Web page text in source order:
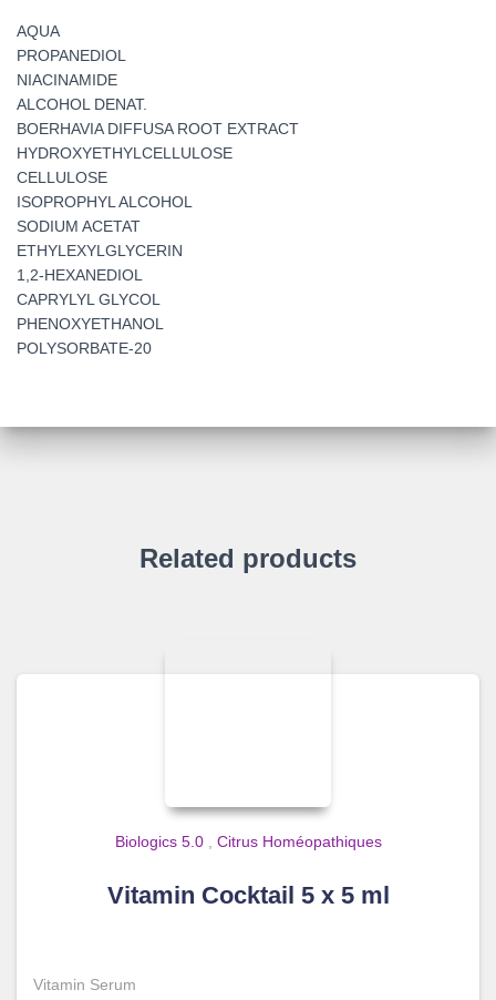
AQUA
PROPANEDIOL
NIACINAMIDE
ALCOHOL DENAT.
BOERHAVIA DIFFUSA ROOT EXTRACT
HYDROXYETHYLCELLULOSE
CELLULOSE
ISOPROPHYL ALCOHOL
SODIUM ACETAT
ETHYLEXYLGLYCERIN
1,2-HEXANEDIOL
CAPRYLYL GLYCOL
PHENOXYETHANOL
POLYSORBATE-20
Related products
Biologics 5.0, Citrus Homéopathiques
Vitamin Cocktail 5 x 5 ml
Vitamin Serum